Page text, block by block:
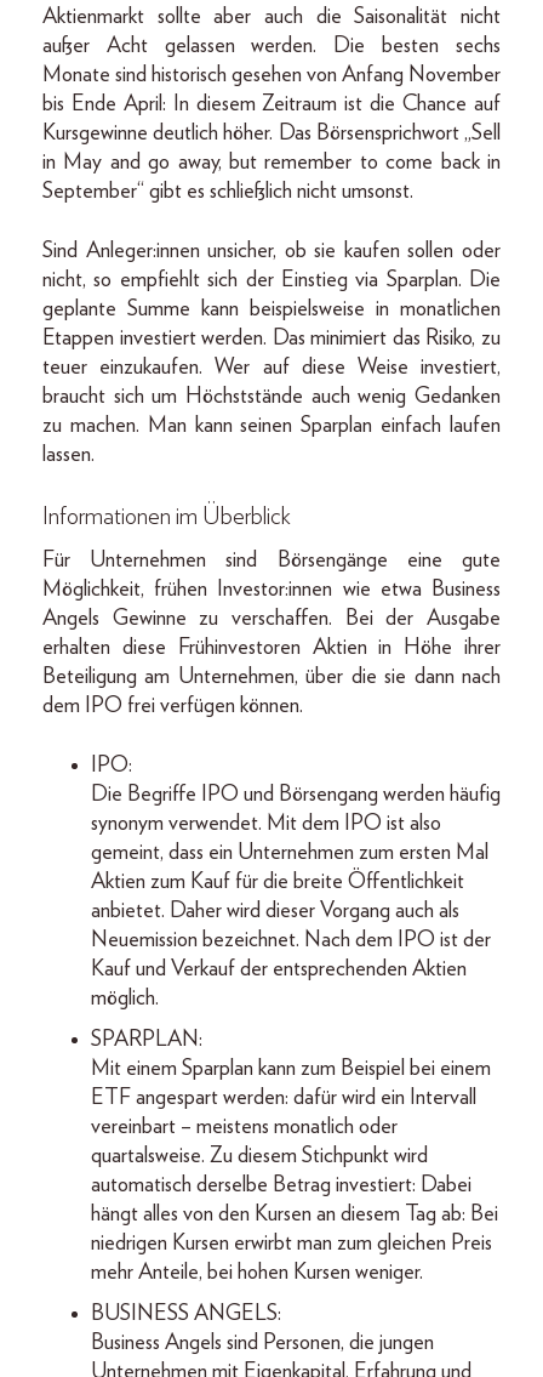
Aktienmarkt sollte aber auch die Saisonalität nicht
außer Acht gelassen werden. Die besten sechs
Monate sind historisch gesehen von Anfang November
bis Ende April: In diesem Zeitraum ist die Chance auf
Kursgewinne deutlich höher. Das Börsensprichwort „Sell
in May and go away, but remember to come back in
September“ gibt es schließlich nicht umsonst.
Sind Anleger:innen unsicher, ob sie kaufen sollen oder
nicht, so empfiehlt sich der Einstieg via Sparplan. Die
geplante Summe kann beispielsweise in monatlichen
Etappen investiert werden. Das minimiert das Risiko, zu
teuer einzukaufen. Wer auf diese Weise investiert,
braucht sich um Höchststände auch wenig Gedanken
zu machen. Man kann seinen Sparplan einfach laufen
lassen.
Informationen im Überblick
Für Unternehmen sind Börsengänge eine gute
Möglichkeit, frühen Investor:innen wie etwa Business
Angels Gewinne zu verschaffen. Bei der Ausgabe
erhalten diese Frühinvestoren Aktien in Höhe ihrer
Beteiligung am Unternehmen, über die sie dann nach
dem IPO frei verfügen können.
IPO:
Die Begriffe IPO und Börsengang werden häufig
synonym verwendet. Mit dem IPO ist also
gemeint, dass ein Unternehmen zum ersten Mal
Aktien zum Kauf für die breite Öffentlichkeit
anbietet. Daher wird dieser Vorgang auch als
Neuemission bezeichnet. Nach dem IPO ist der
Kauf und Verkauf der entsprechenden Aktien
möglich.
SPARPLAN:
Mit einem Sparplan kann zum Beispiel bei einem
ETF angespart werden: dafür wird ein Intervall
vereinbart – meistens monatlich oder
quartalsweise. Zu diesem Stichpunkt wird
automatisch derselbe Betrag investiert: Dabei
hängt alles von den Kursen an diesem Tag ab: Bei
niedrigen Kursen erwirbt man zum gleichen Preis
mehr Anteile, bei hohen Kursen weniger.
BUSINESS ANGELS:
Business Angels sind Personen, die jungen
Unternehmen mit Eigenkapital, Erfahrung und